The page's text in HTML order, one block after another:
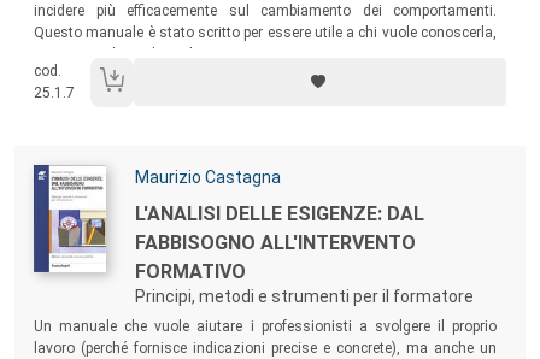
incidere più efficacemente sul cambiamento dei comportamenti.
Questo manuale è stato scritto per essere utile a chi vuole conoscerla,
cod.
25.1.7
Autori:
Maurizio Castagna
Titolo:
L'ANALISI DELLE ESIGENZE: DAL
FABBISOGNO ALL'INTERVENTO
FORMATIVO
Principi, metodi e strumenti per il formatore
Un manuale che vuole aiutare i professionisti a svolgere il proprio
lavoro (perché fornisce indicazioni precise e concrete), ma anche un